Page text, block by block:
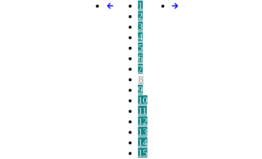
1
2
3
4
5
6
7
8
9
10
11
12
13
14
15